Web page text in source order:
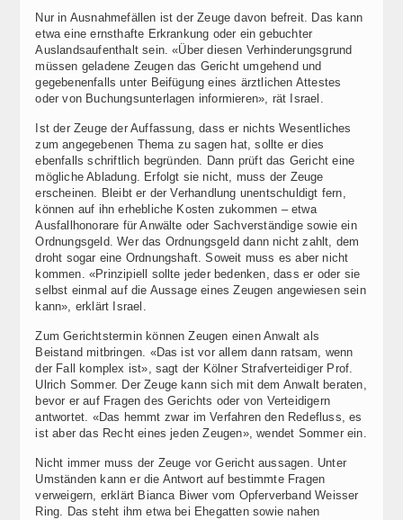
Nur in Ausnahmefällen ist der Zeuge davon befreit. Das kann
etwa eine ernsthafte Erkrankung oder ein gebuchter
Auslandsaufenthalt sein. «Über diesen Verhinderungsgrund
müssen geladene Zeugen das Gericht umgehend und
gegebenenfalls unter Beifügung eines ärztlichen Attestes
oder von Buchungsunterlagen informieren», rät Israel.
Ist der Zeuge der Auffassung, dass er nichts Wesentliches
zum angegebenen Thema zu sagen hat, sollte er dies
ebenfalls schriftlich begründen. Dann prüft das Gericht eine
mögliche Abladung. Erfolgt sie nicht, muss der Zeuge
erscheinen. Bleibt er der Verhandlung unentschuldigt fern,
können auf ihn erhebliche Kosten zukommen – etwa
Ausfallhonorare für Anwälte oder Sachverständige sowie ein
Ordnungsgeld. Wer das Ordnungsgeld dann nicht zahlt, dem
droht sogar eine Ordnungshaft. Soweit muss es aber nicht
kommen. «Prinzipiell sollte jeder bedenken, dass er oder sie
selbst einmal auf die Aussage eines Zeugen angewiesen sein
kann», erklärt Israel.
Zum Gerichtstermin können Zeugen einen Anwalt als
Beistand mitbringen. «Das ist vor allem dann ratsam, wenn
der Fall komplex ist», sagt der Kölner Strafverteidiger Prof.
Ulrich Sommer. Der Zeuge kann sich mit dem Anwalt beraten,
bevor er auf Fragen des Gerichts oder von Verteidigern
antwortet. «Das hemmt zwar im Verfahren den Redefluss, es
ist aber das Recht eines jeden Zeugen», wendet Sommer ein.
Nicht immer muss der Zeuge vor Gericht aussagen. Unter
Umständen kann er die Antwort auf bestimmte Fragen
verweigern, erklärt Bianca Biwer vom Opferverband Weisser
Ring. Das steht ihm etwa bei Ehegatten sowie nahen